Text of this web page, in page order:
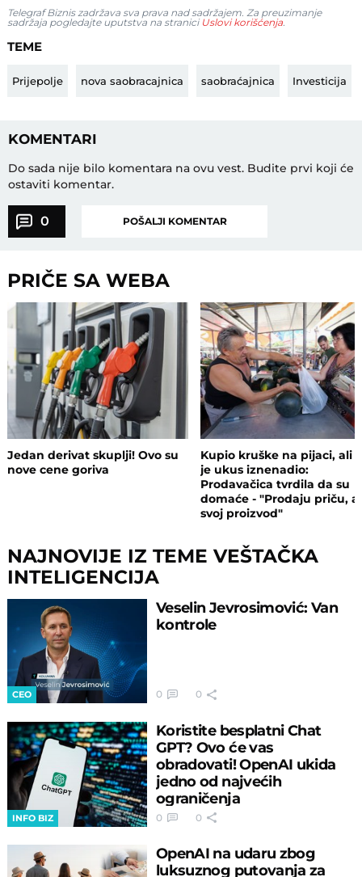
Telegraf Biznis zadržava sva prava nad sadržajem. Za preuzimanje
sadržaja pogledajte uputstva na stranici Uslovi korišćenja
TEME
Prijepolje nova saobracajnica saobraćajnica Investicija
KOMENTARI
Do sada nije bilo komentara na ovu vest. Budite prvi koji će
ostaviti komentar.
0 POŠALJI KOMENTAR
PRIČE SA WEBA
Jedan derivat skuplji! Ovo su
nove cene goriva
Kupio kruške na pijaci, ali
je ukus iznenadio:
Prodavačica tvrdila da su
domaće - "Prodaju priču, a
svoj proizvod"
NAJNOVIJE IZ TEME VEŠTAČKA
INTELIGENCIJA
CEO
Veselin Jevrosimović: Van
kontrole
0 0
INFO BIZ
Koristite besplatni Chat
GPT? Ovo će vas
obradovati! OpenAI ukida
jedno od najvećih
ograničenja
0 0
OpenAI na udaru zbog
luksuznog putovanja za